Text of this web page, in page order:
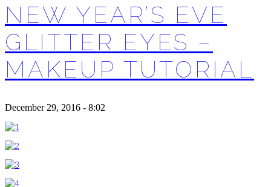
NEW YEAR’S EVE
GLITTER EYES –
MAKEUP TUTORIAL
December 29, 2016 - 8:02